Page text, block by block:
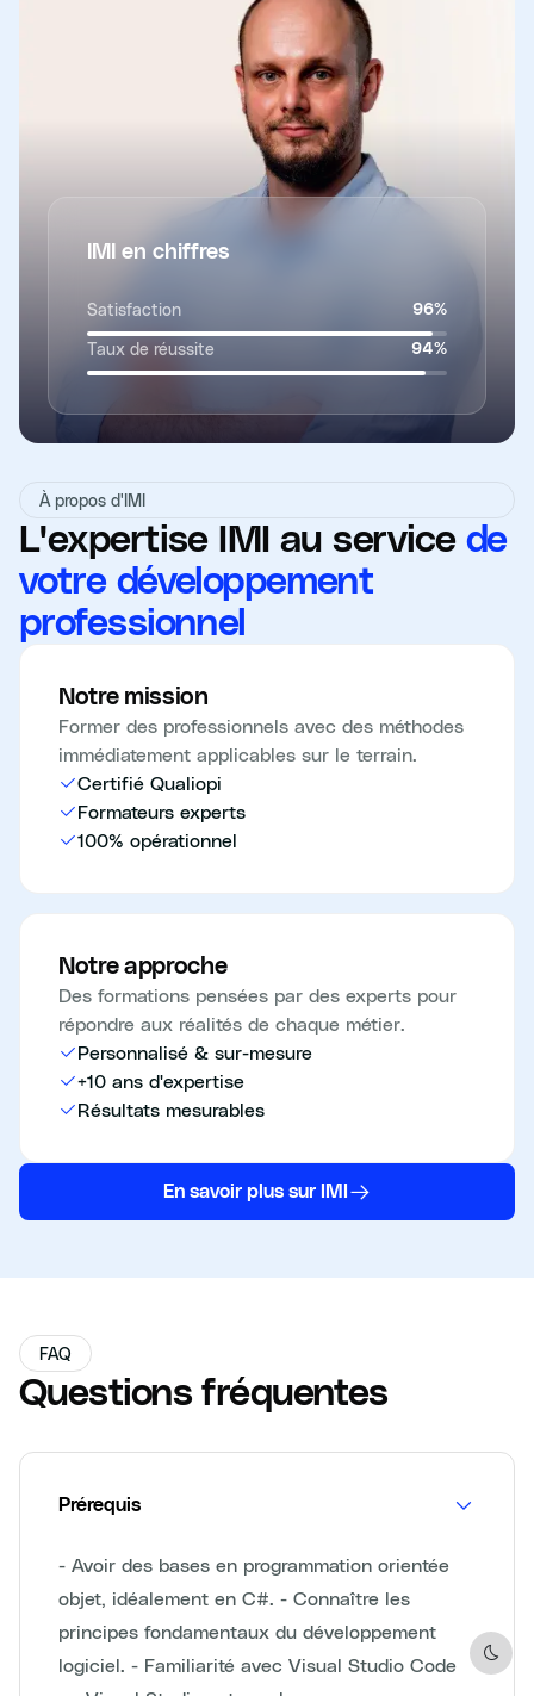
IMI en chiffres
Satisfaction 96%
Taux de réussite 94%
À propos d'IMI
L'expertise IMI au service de
votre développement
professionnel
Notre mission
Former des professionnels avec des méthodes
immédiatement applicables sur le terrain.
Certifié Qualiopi
Formateurs experts
100% opérationnel
Notre approche
Des formations pensées par des experts pour
répondre aux réalités de chaque métier.
Personnalisé & sur-mesure
+10 ans d'expertise
Résultats mesurables
En savoir plus sur IMI
FAQ
Questions fréquentes
Prérequis
- Avoir des bases en programmation orientée
objet, idéalement en C#. - Connaître les
principes fondamentaux du développement
logiciel. - Familiarité avec Visual Studio Code
Dark